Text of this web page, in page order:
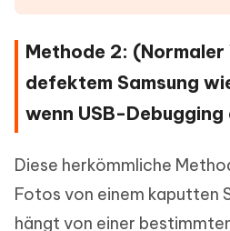
Methode 2:
defektem Samsung
wenn USB-
Diese herkömmliche
Fotos von einem kaputten
hängt von einer